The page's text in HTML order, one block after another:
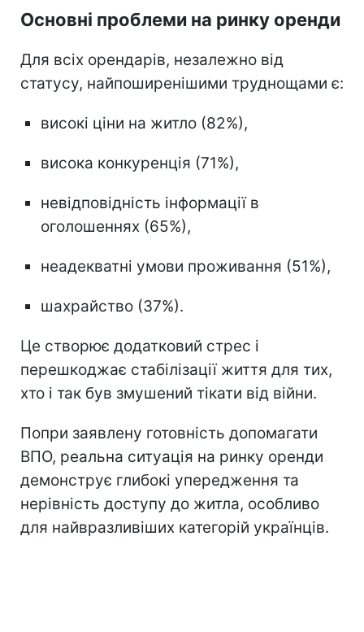
Основні проблеми на ринку оренди
Для всіх орендарів, незалежно від
статусу, найпоширенішими труднощами є:
високі ціни на житло (82%),
висока конкуренція (71%),
невідповідність інформації в
оголошеннях (65%),
неадекватні умови проживання (51%),
шахрайство (37%).
Це створює додатковий стрес і
перешкоджає стабілізації життя для тих,
хто і так був змушений тікати від війни.
Попри заявлену готовність допомагати
ВПО, реальна ситуація на ринку оренди
демонструє глибокі упередження та
нерівність доступу до житла, особливо
для найвразливіших категорій українців.